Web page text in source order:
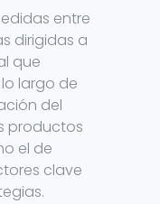
entre
dirigidas a
que
largo de
del
productos
el de
clave